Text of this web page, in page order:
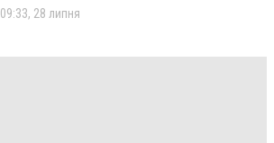
09:33, 28 липня